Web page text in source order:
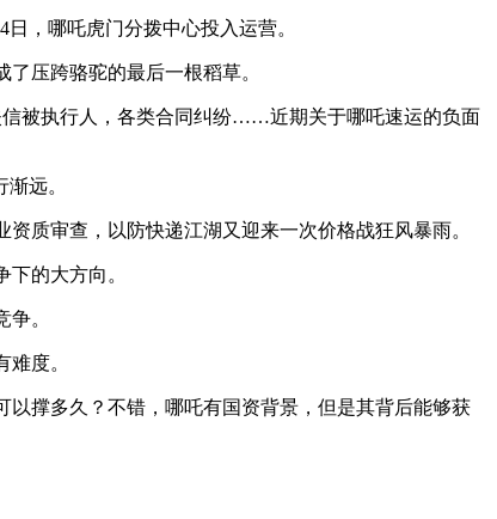
，哪吒虎门分拨中心投入运营。
压跨骆驼的最后一根稻草。
被执行人，各类合同纠纷……近期关于哪吒速运的负面
远。
质审查，以防快递江湖又迎来一次价格战狂风暴雨。
的大方向。
。
度。
撑多久？不错，哪吒有国资背景，但是其背后能够获